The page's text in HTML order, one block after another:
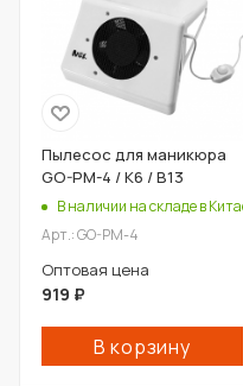
Пылесос для маникюра
GO-PM-4 / К6 / В13
В наличии на складе в
Арт.: GO-PM-4
Оптовая цена
919 ₽
В корзину